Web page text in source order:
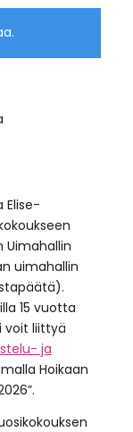
Elise-
Uimahallin
uimahallin
15 vuotta
voit liittyä
ja
Hoikaan